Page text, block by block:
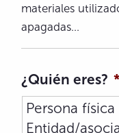
materiales
apagadas...
¿Quién eres? *